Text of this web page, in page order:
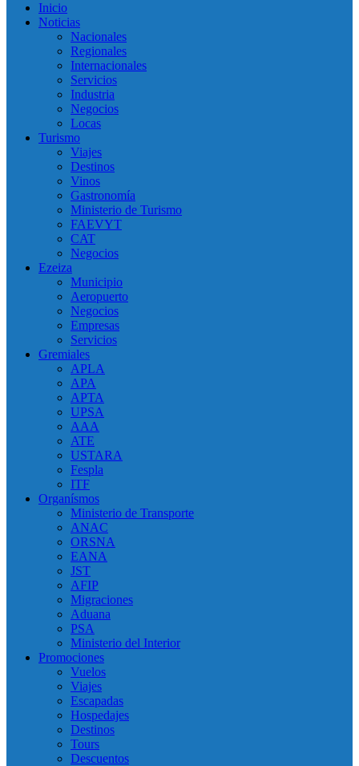
Inicio
Noticias
Nacionales
Regionales
Internacionales
Servicios
Industria
Negocios
Locas
Turismo
Viajes
Destinos
Vinos
Gastronomía
Ministerio de Turismo
FAEVYT
CAT
Negocios
Ezeiza
Municipio
Aeropuerto
Negocios
Empresas
Servicios
Gremiales
APLA
APA
APTA
UPSA
AAA
ATE
USTARA
Fespla
ITF
Organísmos
Ministerio de Transporte
ANAC
ORSNA
EANA
JST
AFIP
Migraciones
Aduana
PSA
Ministerio del Interior
Promociones
Vuelos
Viajes
Escapadas
Hospedajes
Destinos
Tours
Descuentos